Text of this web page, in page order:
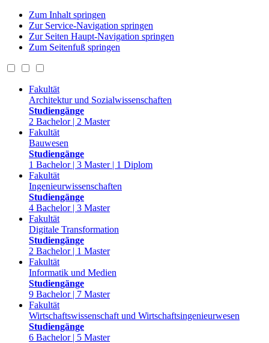
Zum Inhalt springen
Zur Service-Navigation springen
Zur Seiten Haupt-Navigation springen
Zum Seitenfuß springen
Fakultät
Architektur und Sozialwissenschaften
Studiengänge
2 Bachelor | 2 Master
Fakultät
Bauwesen
Studiengänge
1 Bachelor | 3 Master | 1 Diplom
Fakultät
Ingenieurwissenschaften
Studiengänge
4 Bachelor | 3 Master
Fakultät
Digitale Transformation
Studiengänge
2 Bachelor | 1 Master
Fakultät
Informatik und Medien
Studiengänge
9 Bachelor | 7 Master
Fakultät
Wirtschaftswissenschaft und Wirtschaftsingenieurwesen
Studiengänge
6 Bachelor | 5 Master